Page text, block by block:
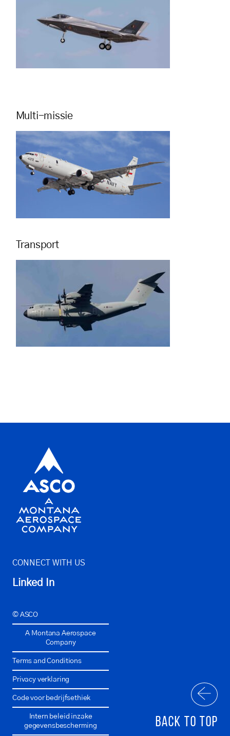
Multi-missie
Transport
CONNECT WITH US
Linked In
© ASCO
A Montana Aerospace
Company
Terms and Conditions
Privacy verklaring
Code voor bedrijfsethiek
Intern beleid inzake
gegevensbescherming
BACK TO TOP